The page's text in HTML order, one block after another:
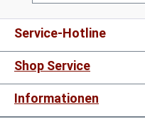
Service-Hotline
Shop Service
Informationen